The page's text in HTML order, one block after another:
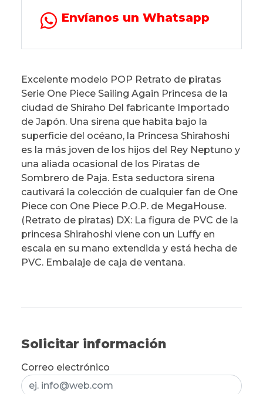
Envíanos un Whatsapp
Excelente modelo POP Retrato de piratas
Serie One Piece Sailing Again Princesa de la
ciudad de Shiraho Del fabricante Importado
de Japón. Una sirena que habita bajo la
superficie del océano, la Princesa Shirahoshi
es la más joven de los hijos del Rey Neptuno y
una aliada ocasional de los Piratas de
Sombrero de Paja. Esta seductora sirena
cautivará la colección de cualquier fan de One
Piece con One Piece P.O.P. de MegaHouse.
(Retrato de piratas) DX: La figura de PVC de la
princesa Shirahoshi viene con un Luffy en
escala en su mano extendida y está hecha de
PVC. Embalaje de caja de ventana.
Solicitar información
Correo electrónico